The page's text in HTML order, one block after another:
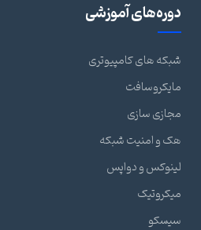
دوره‌های آموزشی
شبکه های کامپیوتری
مایکروسافت
مجازی سازی
هک و امنیت شبکه
لینوکس و دواپس
میکروتیک
سیسکو